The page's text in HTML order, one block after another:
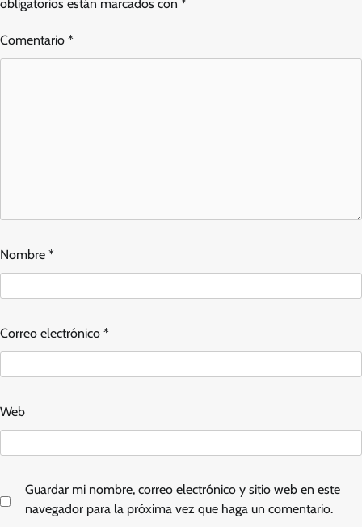
obligatorios están marcados con *
Comentario *
Nombre *
Correo electrónico *
Web
Guardar mi nombre, correo electrónico y sitio web en este
navegador para la próxima vez que haga un comentario.